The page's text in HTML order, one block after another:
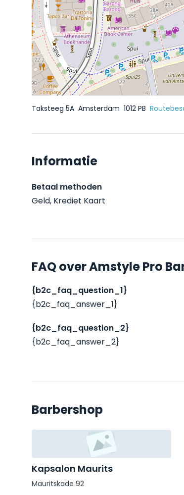
Taksteeg 5A Amsterdam 1012 PB
Informatie
Betaal methoden
Geld, Krediet Kaart
FAQ over Amstyle Pro
{b2c_faq_question_1}
{b2c_faq_answer_1}
{b2c_faq_question_2}
{b2c_faq_answer_2}
Barbershop
Kapsalon Maurits
Mauritskade 92